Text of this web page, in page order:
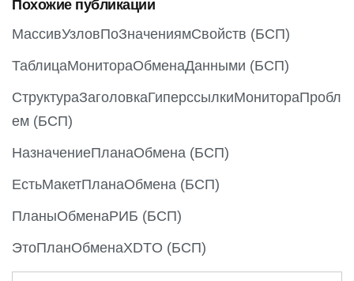
u
s
Похожие публикации
МассивУзловПоЗначениямСвойств (БСП)
ТаблицаМонитораОбменаДанными (БСП)
СтруктураЗаголовкаГиперссылкиМонитораПробл
ем (БСП)
НазначениеПланаОбмена (БСП)
ЕстьМакетПланаОбмена (БСП)
ПланыОбменаРИБ (БСП)
ЭтоПланОбменаXDTO (БСП)